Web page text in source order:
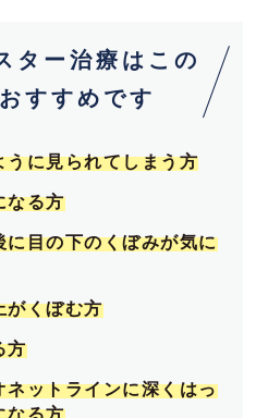
ター治療はこの
すすめです
うに見られてしまう方
なる方
に目の下のくぼみが気に
がくぼむ方
方
ネットラインに深くはっ